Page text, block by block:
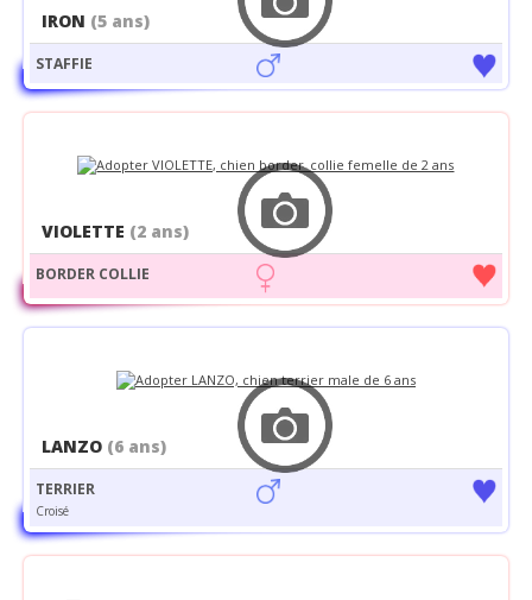
IRON (5 ans)
STAFFIE
VIOLETTE (2 ans)
BORDER COLLIE
LANZO (6 ans)
TERRIER
Croisé